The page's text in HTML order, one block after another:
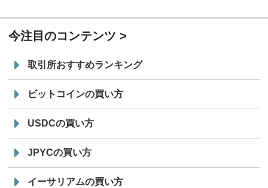
今注目のコンテンツ
取引所おすすめランキング
ビットコインの買い方
USDCの買い方
JPYCの買い方
イーサリアムの買い方